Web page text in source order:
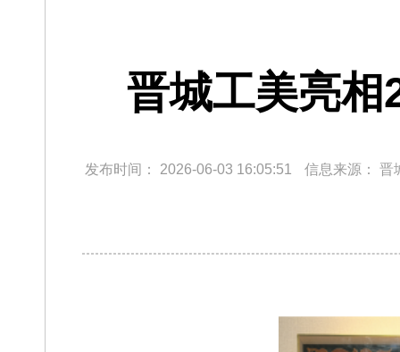
晋城工美亮相
发布时间： 2026-06-03 16:05:51 信息来源： 晋